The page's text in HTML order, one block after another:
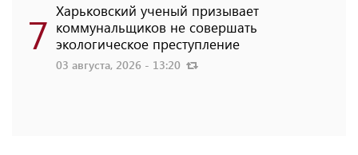
7 Харьковский ученый призывает
коммунальщиков не совершать
экологическое преступление
03 августа, 2026 - 13:20